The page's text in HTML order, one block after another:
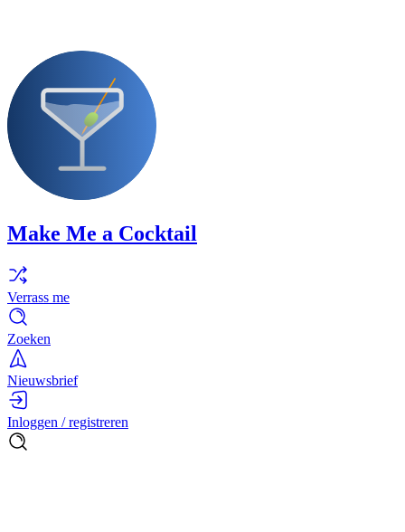
Make Me a Cocktail
Verrass me
Zoeken
Nieuwsbrief
Inloggen / registreren